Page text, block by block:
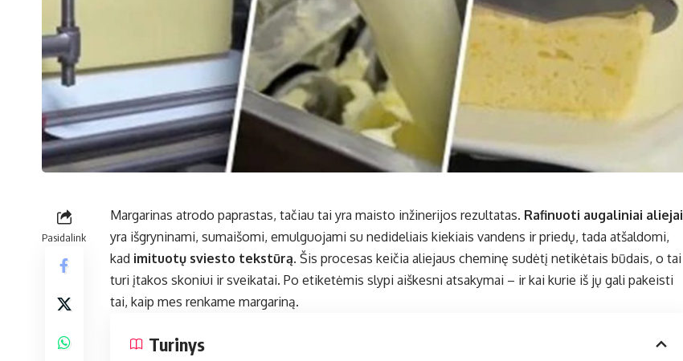
Pasidalink
Margarinas atrodo paprastas, tačiau tai yra maisto inžinerijos rezultatas. Rafinuoti augaliniai aliejai
yra išgryninami, sumaišomi, emulguojami su nedideliais kiekiais vandens ir priedų, tada atšaldomi,
kad imituotų sviesto tekstūrą. Šis procesas keičia aliejaus cheminę sudėtį netikėtais būdais, o tai
turi įtakos skoniui ir sveikatai. Po etiketėmis slypi aiškesni atsakymai – ir kai kurie iš jų gali pakeisti
tai, kaip mes renkame margariną.
Turinys